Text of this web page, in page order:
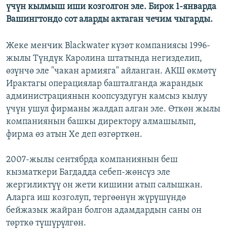
үчүн кылмыш иши козголгон эле. Бирок 1-январда
Вашингтондо сот аларды актаган чечим чыгарды.
Жеке менчик Blackwater күзөт компаниясы 1996-
жылы Түндүк Каролина штатында негизделип,
өзүнчө эле "чакан армияга" айланган. АКШ өкмөтү
Ирактагы операциялар башталганда жарандык
администрациянын коопсуздугун камсыз кылуу
үчүн ушул фирманы жалдап алган эле. Өткөн жылы
компаниянын башкы директору алмашылып,
фирма өз атын Хе деп өзгөрткөн.
2007-жылы сентябрда компаниянын беш
кызматкери Багдадда себеп-жөнсүз эле
жергиликтүү он жети кишини атып салышкан.
Аларга иш козголуп, тергөөнүн жүрүшүндө
бейжазык жайран болгон адамдардын саны он
төрткө түшүрүлгөн.